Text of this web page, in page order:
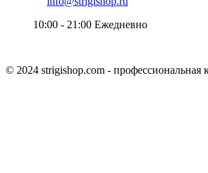
10:00 - 21:00 Ежедневно
© 2024 strigishop.com - профессиональная